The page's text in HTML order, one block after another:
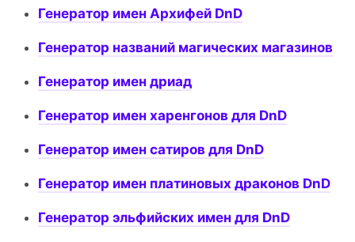
Генератор имен Архифей DnD
Генератор названий магических магазинов
Генератор имен дриад
Генератор имен харенгонов для DnD
Генератор имен сатиров для DnD
Генератор имен платиновых драконов DnD
Генератор эльфийских имен для DnD